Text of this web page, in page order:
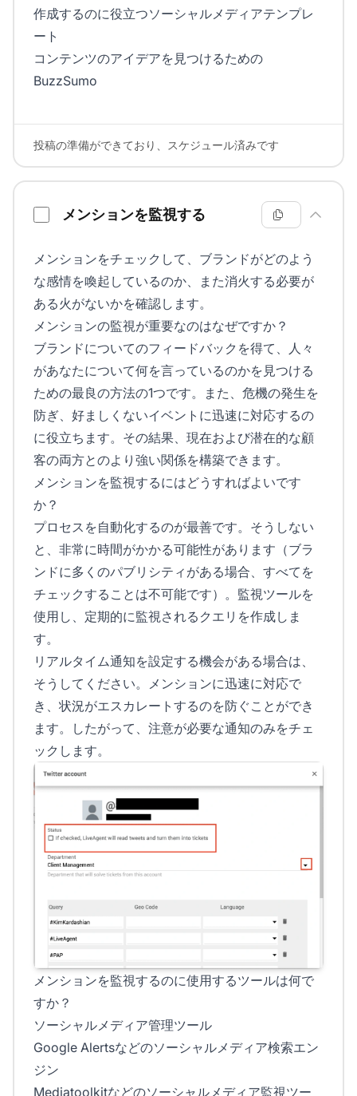
作成するのに役立つソーシャルメディアテンプレ
ート
コンテンツのアイデアを見つけるための
BuzzSumo
投稿の準備ができており、スケジュール済みです
メンションを監視する
メンションをチェックして、ブランドがどのよう
な感情を喚起しているのか、また消火する必要が
ある火がないかを確認します。
メンションの監視が重要なのはなぜですか？
ブランドについてのフィードバックを得て、人々
があなたについて何を言っているのかを見つける
ための最良の方法の1つです。また、危機の発生を
防ぎ、好ましくないイベントに迅速に対応するの
に役立ちます。その結果、現在および潜在的な顧
客の両方とのより強い関係を構築できます。
メンションを監視するにはどうすればよいです
か？
プロセスを自動化するのが最善です。そうしない
と、非常に時間がかかる可能性があります（ブラ
ンドに多くのパブリシティがある場合、すべてを
チェックすることは不可能です）。監視ツールを
使用し、定期的に監視されるクエリを作成しま
す。
リアルタイム通知を設定する機会がある場合は、
そうしてください。メンションに迅速に対応で
き、状況がエスカレートするのを防ぐことができ
ます。したがって、注意が必要な通知のみをチェ
ックします。
メンションを監視するのに使用するツールは何で
すか？
ソーシャルメディア管理ツール
Google Alertsなどのソーシャルメディア検索エン
ジン
Mediatoolkitなどのソーシャルメディア監視ツー